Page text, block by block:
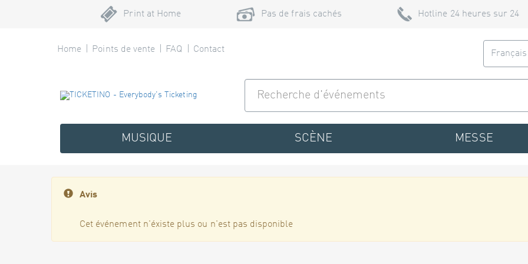
Print at Home Pas de frais cachés Hotline 24 heures sur 24
Home Points de vente FAQ Contact Français
MUSIQUE SCÈNE MESSE
Avis
Cet événement n'éxiste plus ou n'est pas disponible